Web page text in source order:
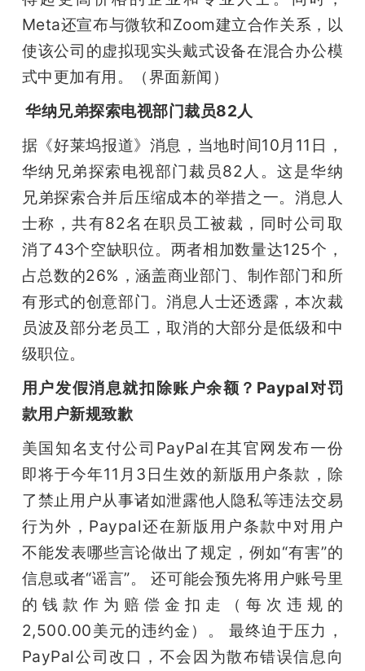
Meta还宣布与微软和Zoom建立合作关系，以
使该公司的虚拟现实头戴式设备在混合办公模
式中更加有用。（界面新闻）
华纳兄弟探索电视部门裁员82人
据《好莱坞报道》消息，当地时间10月11日，
华纳兄弟探索电视部门裁员82人。这是华纳
兄弟探索合并后压缩成本的举措之一。消息人
士称，共有82名在职员工被裁，同时公司取
消了43个空缺职位。两者相加数量达125个，
占总数的26%，涵盖商业部门、制作部门和所
有形式的创意部门。消息人士还透露，本次裁
员波及部分老员工，取消的大部分是低级和中
级职位。
用户发假消息就扣除账户余额？Paypal对罚
款用户新规致歉
美国知名支付公司PayPal在其官网发布一份
即将于今年11月3日生效的新版用户条款，除
了禁止用户从事诸如泄露他人隐私等违法交易
行为外，Paypal还在新版用户条款中对用户
不能发表哪些言论做出了规定，例如“有害”的
信息或者“谣言”。 还可能会预先将用户账号里
的钱款作为赔偿金扣走（每次违规的
2,500.00美元的违约金）。 最终迫于压力，
PayPal公司改口，不会因为散布错误信息向